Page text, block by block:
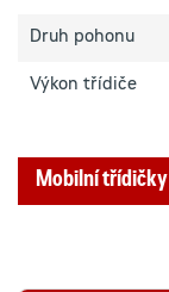
Druh pohonu
Výkon třídiče
Mobilní třídičky